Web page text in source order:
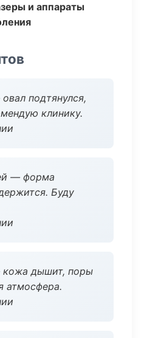
и аппараты
подтянулся,
клинику.
— форма
Буду
дышит, поры
атмосфера.